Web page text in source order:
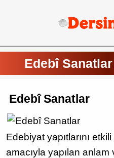
Edebî
Edebî Sanatlar
Edebiyat yapıtlarını
amacıyla yapılan anlam